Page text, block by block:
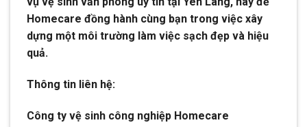
Homecare đồng hành cùng bạn trong việc xây
dựng một môi trường làm việc sạch đẹp và hiệu
quả.
Thông tin liên hệ:
Công ty vệ sinh công nghiệp Homecare